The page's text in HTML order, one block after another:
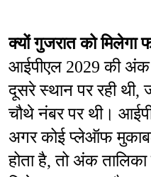
क्यों गुजरात को मिलेगा
आईपीएल 2029 की अंक
दूसरे स्थान पर रही थी,
चौथे नंबर पर थी।
अगर कोई प्लेऑफ
होता है, तो अंक